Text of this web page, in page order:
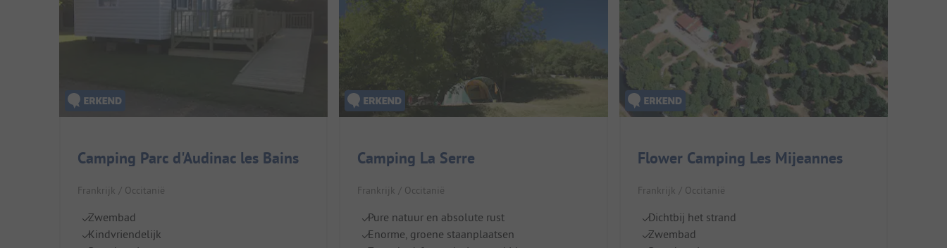
Camping Parc d'Audinac les Bains
Frankrijk / Occitanië
Zwembad
Kindvriendelijk
Camping La Serre
Frankrijk / Occitanië
Pure natuur en absolute rust
Enorme, groene staanplaatsen
Flower Camping Les Mijeannes
Frankrijk / Occitanië
Dichtbij het strand
Zwembad